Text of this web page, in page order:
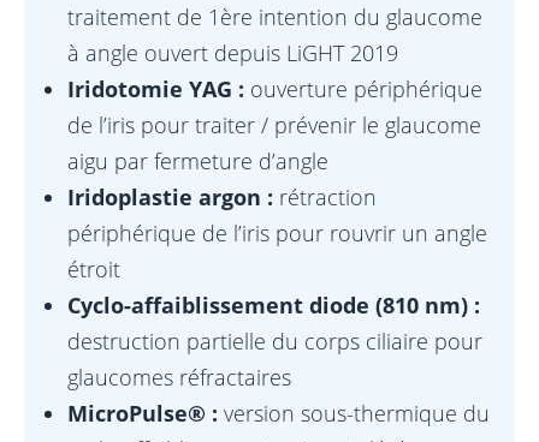
traitement de 1ère intention du glaucome
à angle ouvert depuis LiGHT 2019
Iridotomie YAG : ouverture périphérique
de l’iris pour traiter / prévenir le glaucome
aigu par fermeture d’angle
Iridoplastie argon : rétraction
périphérique de l’iris pour rouvrir un angle
étroit
Cyclo-affaiblissement diode (810 nm) :
destruction partielle du corps ciliaire pour
glaucomes réfractaires
MicroPulse® : version sous-thermique du